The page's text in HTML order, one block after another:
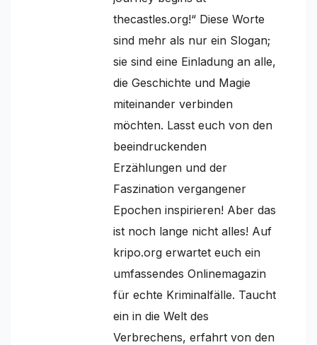
thecastles.org!“ Diese Worte
sind mehr als nur ein Slogan;
sie sind eine Einladung an alle,
die Geschichte und Magie
miteinander verbinden
möchten. Lasst euch von den
beeindruckenden
Erzählungen und der
Faszination vergangener
Epochen inspirieren! Aber das
ist noch lange nicht alles! Auf
kripo.org erwartet euch ein
umfassendes Onlinemagazin
für echte Kriminalfälle. Taucht
ein in die Welt des
Verbrechens, erfahrt von den